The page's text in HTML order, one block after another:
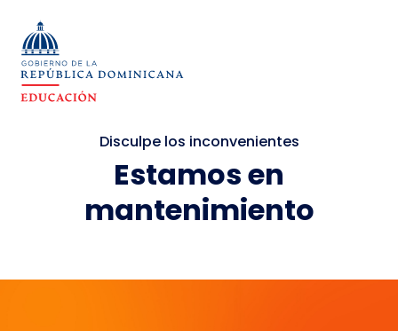
Disculpe los inconvenientes
Estamos en
mantenimiento